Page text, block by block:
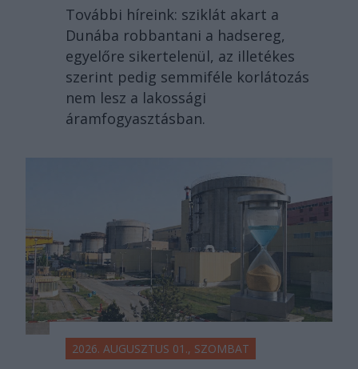
További híreink: sziklát akart a
Dunába robbantani a hadsereg,
egyelőre sikertelenül, az illetékes
szerint pedig semmiféle korlátozás
nem lesz a lakossági
áramfogyasztásban.
2026. AUGUSZTUS 01., SZOMBAT